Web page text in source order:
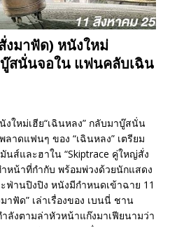
มาฟัด) หนังใหม่
บู๊สนั่นจอใน แฟนคลับเฉิน
งใหม่เฮีย“เฉินหลง” กลับมาบู๊สนั่น
าดแฟนๆ ของ “เฉินหลง” เตรียม
ส์และฮาใน “Skiptrace คู่ใหญ่สั่ง
หน้าที่กำกับ พร้อมพ่วงด้วยนักแสดง
านปิงปิง หนังมีกำหนดเข้าฉาย 11
าฟัด” เล่าเรื่องของ เบนนี่ ชาน
ลังตามล่าหัวหน้าแก๊งมาเฟียนามว่า